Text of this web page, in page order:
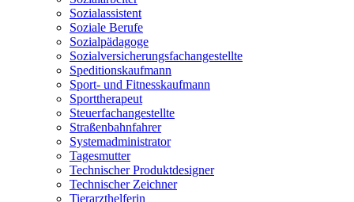
Sozialassistent
Soziale Berufe
Sozialpädagoge
Sozialversicherungsfachangestellte
Speditionskaufmann
Sport- und Fitnesskaufmann
Sporttherapeut
Steuerfachangestellte
Straßenbahnfahrer
Systemadministrator
Tagesmutter
Technischer Produktdesigner
Technischer Zeichner
Tierarzthelferin